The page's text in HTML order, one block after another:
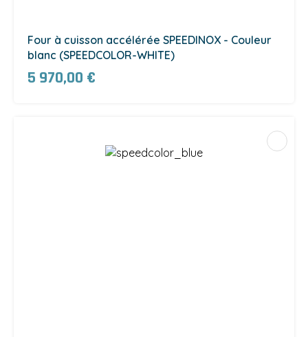
Four à cuisson accélérée SPEEDINOX - Couleur
blanc (SPEEDCOLOR-WHITE)
5 970,00 €